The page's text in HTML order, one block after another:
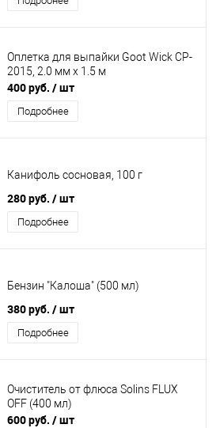
Оплетка для выпайки Goot Wick CP-
2015, 2.0 мм х 1.5 м
400 руб. / шт
Подробнее
Канифоль сосновая, 100 г
280 руб. / шт
Подробнее
Бензин "Калоша" (500 мл)
380 руб. / шт
Подробнее
Очиститель от флюса Solins FLUX
OFF (400 мл)
600 руб. / шт